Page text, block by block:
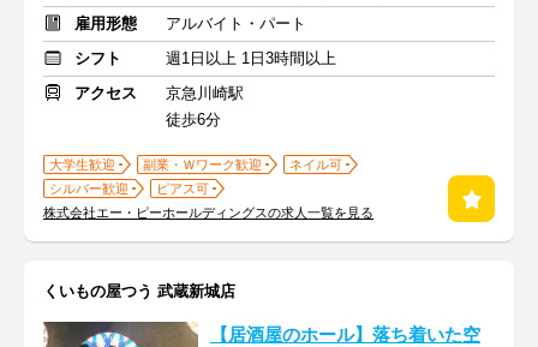
雇用形態
アルバイト・パート
シフト
週1日以上 1日3時間以上
アクセス
京急川崎駅
徒歩6分
大学生歓迎 副業・Ｗワーク歓迎
ネイル可
シルバー歓迎
ピアス可
株式会社エー・ピーホールディングスの求人一覧を見る
くいもの屋つう 武蔵新城店
【居酒屋のホール】落ち着いた空